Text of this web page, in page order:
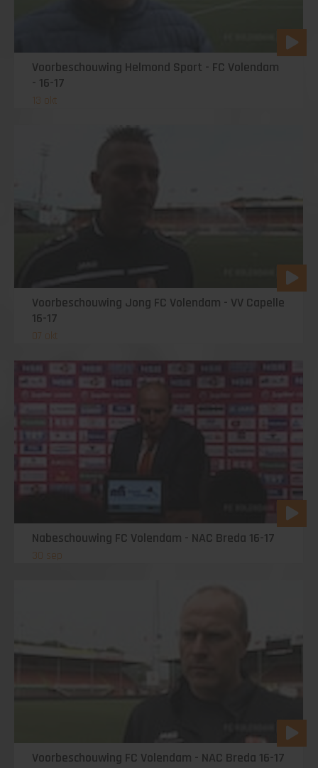
Voorbeschouwing Helmond Sport - FC Volendam
- 16-17
13 okt
Voorbeschouwing Jong FC Volendam - VV Capelle
16-17
07 okt
Nabeschouwing FC Volendam - NAC Breda 16-17
30 sep
Voorbeschouwing FC Volendam - NAC Breda 16-17